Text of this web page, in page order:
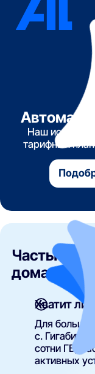
Наш
тарифный
Частые
домашнего
Хватит ли
Для
с. Гигабит
сотни ГБ,
активных